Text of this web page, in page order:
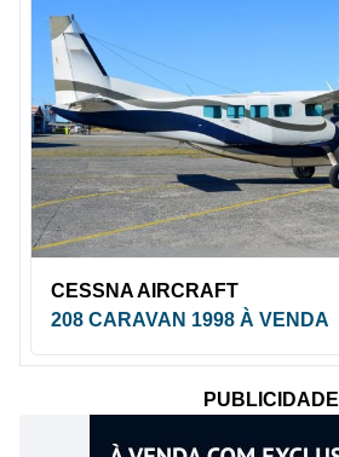
CESSNA AIRCRAFT
208 CARAVAN 1998 À VENDA
PUBLICIDADE